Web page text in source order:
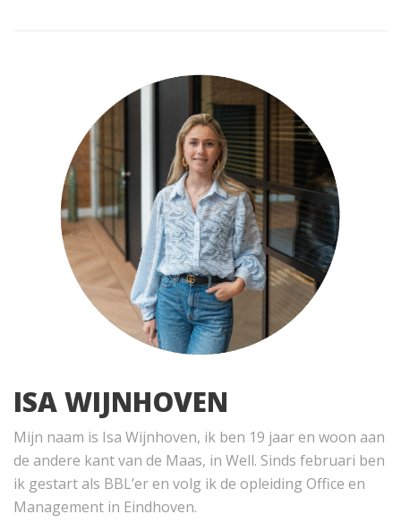
ISA WIJNHOVEN
Mijn naam is Isa Wijnhoven, ik ben 19 jaar en woon aan
de andere kant van de Maas, in Well. Sinds februari ben
ik gestart als BBL’er en volg ik de opleiding Office en
Management in Eindhoven.